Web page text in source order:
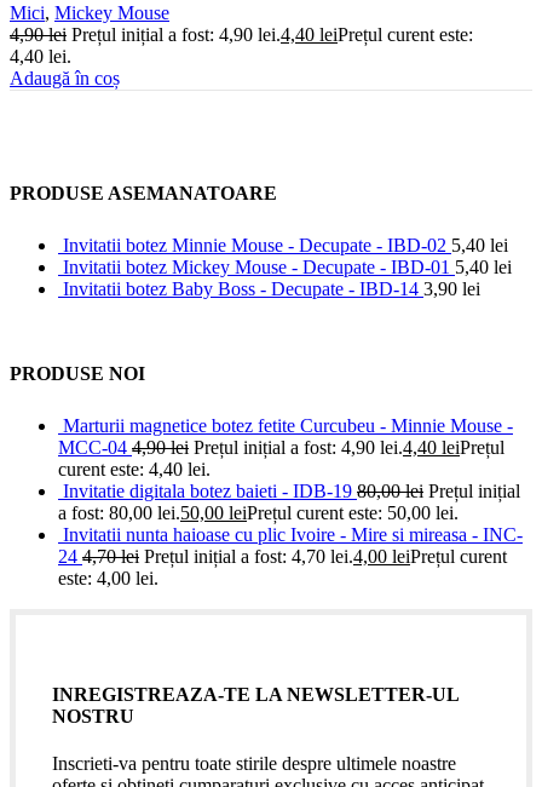
Mici, Mickey Mouse
4,90lei Prețul inițial a fost: 4,90 lei.4,40 leiPrețul curent este:
4,40 lei.
Adaugă în coș
PRODUSE ASEMANATOARE
Invitatii botez Minnie Mouse - Decupate - IBD-02 5,40 lei
Invitatii botez Mickey Mouse - Decupate - IBD-01 5,40 lei
Invitatii botez Baby Boss - Decupate - IBD-14 3,90 lei
PRODUSE NOI
Marturii magnetice botez fetite Curcubeu - Minnie Mouse -
MCC-04 4,90lei Prețul inițial a fost: 4,90 lei.4,40 leiPrețul
curent este: 4,40 lei.
Invitatie digitala botez baieti - IDB-19 80,00lei Prețul inițial
a fost: 80,00 lei.50,00 leiPrețul curent este: 50,00 lei.
Invitatii nunta haioase cu plic Ivoire - Mire si mireasa - INC-
24 4,70lei Prețul inițial a fost: 4,70 lei.4,00 leiPrețul curent
este: 4,00 lei.
INREGISTREAZA-TE LA NEWSLETTER-UL
NOSTRU
Inscrieti-va pentru toate stirile despre ultimele noastre